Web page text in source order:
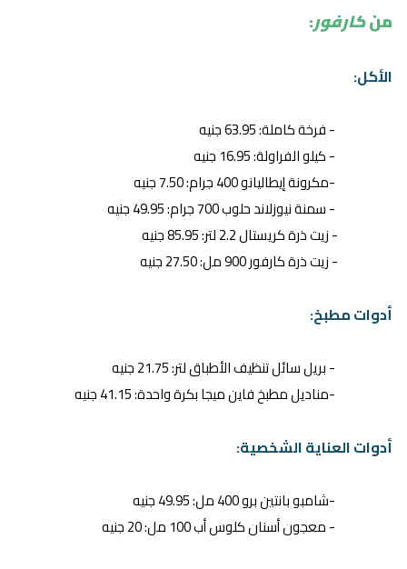
منكارفور:
الأكل:
- فرخة كاملة: 63.95 جنيه
- كيلو الفراولة: 16.95 جنيه
-مكرونة إيطاليانو 400 جرام: 7.50 جنيه
- سمنة نيوزلاند حلوب 700 جرام: 49.95 جنيه
- زيت ذرة كريستال 2.2 لتر: 85.95 جنيه
- زيت ذرة كارفور 900 مل: 27.50 جنيه
أدوات مطبخ:
- بريل سائل تنظيف الأطباق لتر: 21.75 جنيه
-مناديل مطبخ فاين ميجا بكرة واحدة: 41.15 جنيه
أدوات العناية الشخصية:
-شامبو بانتين برو 400 مل: 49.95 جنيه
- معجون أسنان كلوس أب 100 مل: 20 جنيه